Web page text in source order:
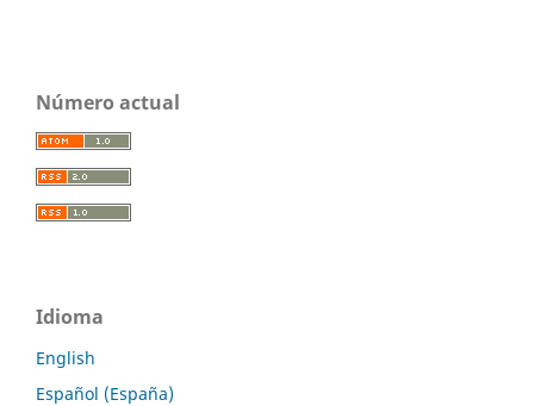
Número actual
Idioma
English
Español (España)